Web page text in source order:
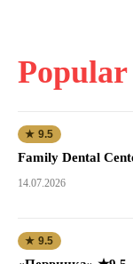
Popular
★ 9.5
Family Dental
14.07.2026
★ 9.5